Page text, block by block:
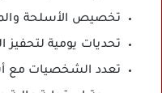
تخصيص الأسلحة
تحديات يومية لتحفيز
تعدد الشخصيات مع